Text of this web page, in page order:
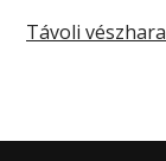
Távoli